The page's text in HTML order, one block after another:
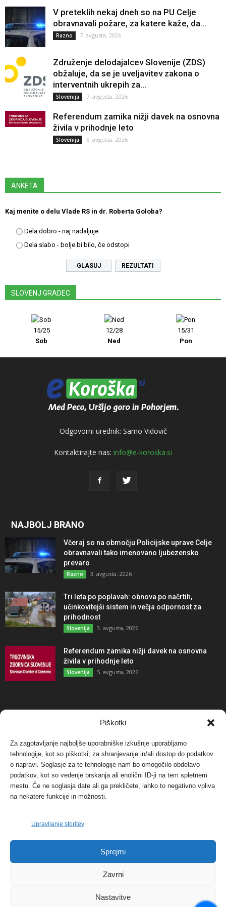
Piškotki
Za zagotavljanje najboljše uporabniške izkušnje uporabljamo
tehnologije, kot so piškotki, za shranjevanje in/ali dostop do podatkov
o napravi. Soglasje za te tehnologije nam bo omogočilo obdelavo
podatkov, kot so vedenje brskanja ali enolični ID-ji na tem spletnem
mestu. Če ne soglasja date ali ga prekličete, lahko to negativno vpliva
na nekatere funkcije in možnosti.
Upravljanje storitev
Sprejmi
Zavrni
Nastavitve
V preteklih nekaj dneh so na PU Celje
obravnavali požare, za katere kaže, da...
Razno 7. avgusta, 2026
Združenje delodajalcev Slovenije (ZDS)
obžaluje, da se je uveljavitev zakona o
interventnih ukrepih za...
Slovenija 7. avgusta, 2026
Referendum zamika nižji davek na osnovna
živila v prihodnje leto
Slovenija 5. avgusta, 2026
ANKETA
Kaj menite o delu Vlade RS in dr. Roberta Goloba?
Dela dobro - naj nadaljuje
Dela slabo - bolje bi bilo, če odstopi
REZULTATI
SLOVENJ GRADEC
15/25
Sob
12/28
Ned
15/31
Pon
Odgovorni urednik: Samo Vidovič
Kontaktirajte nas: info@e-koroska.si
NAJBOLJ BRANO
Včeraj so na območju Policijske uprave Celje
obravnavali tako imenovano ljubezensko
prevaro
Razno 3. avgusta, 2026
Tri leta po poplavah: obnova po načrtih,
učinkovitejši sistem in večja odpornost za
prihodnost
Slovenija 3. avgusta, 2026
Referendum zamika nižji davek na osnovna
živila v prihodnje leto
Slovenija 5. avgusta, 2026
NAJBOLJ KOMENTIRANO
Protest proti vetrnim elektrarnam na Ojstrici, v
svetu pa vedno bolj...
Dogodki 12. maja, 2017
Tožilstvo v Celovcu v korist elektrarnam
Verbund
FOTO: Razstava cvetličarskega mojstra Andreja
Dogodki 27. novembra, 2017